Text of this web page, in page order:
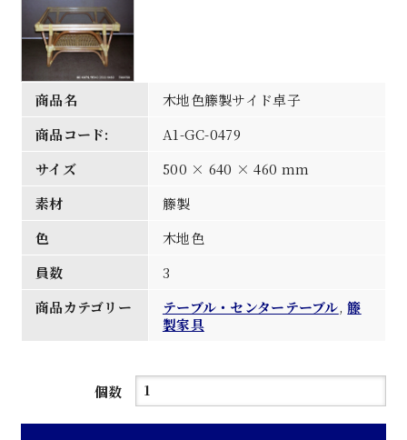
商品名
木地色籐製サイド卓子
商品コード:
A1-GC-0479
サイズ
500 × 640 × 460 mm
素材
籐製
色
木地色
員数
3
商品カテゴリー
テーブル・センターテーブル,籐
製家具
個数
木